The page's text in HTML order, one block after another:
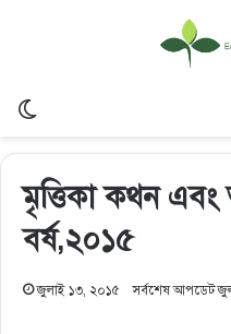
মৃত্তিকা কথন এবং
বর্ষ,২০১৫
জুলাই ১৩, ২০১৫ সর্বশেষ আপডেট